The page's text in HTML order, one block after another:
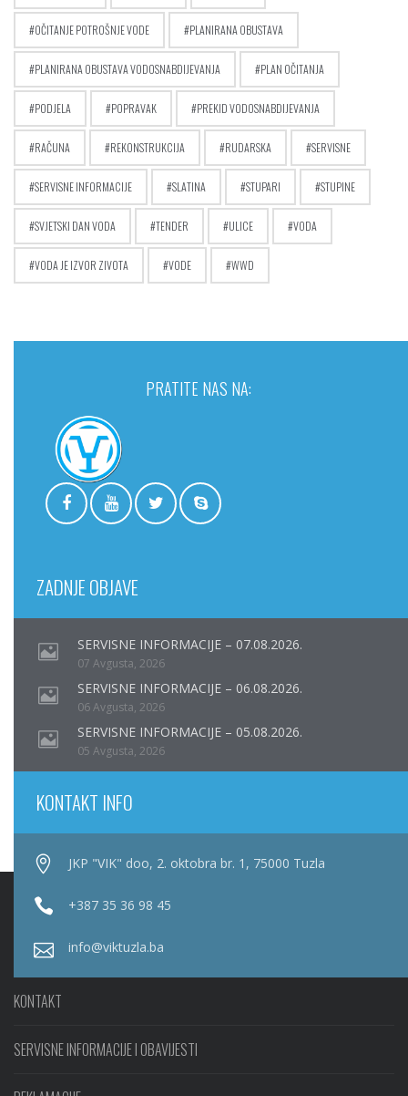
OČITANJE POTROŠNJE VODE PLANIRANA OBUSTAVA
PLANIRANA OBUSTAVA VODOSNABDIJEVANJA PLAN OČITANJA
PODJELA POPRAVAK PREKID VODOSNABDIJEVANJA
RAČUNA REKONSTRUKCIJA RUDARSKA SERVISNE
SERVISNE INFORMACIJE SLATINA STUPARI STUPINE
SVJETSKI DAN VODA TENDER ULICE VODA
VODA JE IZVOR ZIVOTA VODE WWD
PRATITE NAS NA:
ZADNJE OBJAVE
SERVISNE INFORMACIJE – 07.08.2026.
07 Avgusta, 2026
SERVISNE INFORMACIJE – 06.08.2026.
06 Avgusta, 2026
SERVISNE INFORMACIJE – 05.08.2026.
05 Avgusta, 2026
KONTAKT INFO
JKP "VIK" doo, 2. oktobra br. 1, 75000 Tuzla
+387 35 36 98 45
info@viktuzla.ba
KONTAKT
SERVISNE INFORMACIJE I OBAVIJESTI